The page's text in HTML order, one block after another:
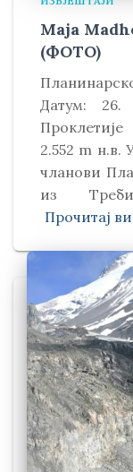
Maja
(ФОТО)
Датум: 26.
2.552 m н.в.
чланови
из
Прочитај